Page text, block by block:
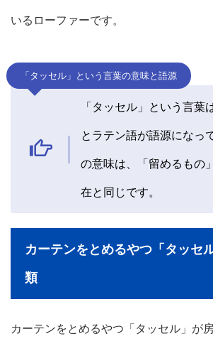
いるローファーです。
「タッセル」という言葉の意味と語源
「タッセル」という言葉
とラテン語が語源になっ
の意味は、「留めるもの
在と同じです。
カーテンをとめるやつ「タッセ
類
カーテンをとめるやつ「タッセル」が